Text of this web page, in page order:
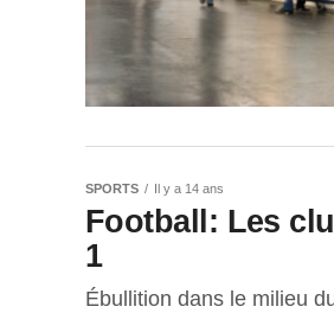
SPORTS Il y a 14 ans
Football: Les
1
Ébullition dans le milieu